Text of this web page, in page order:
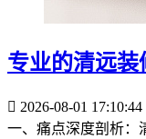
专业的清远装
2026-08-01 17:10:44
一、痛点深度剖析：